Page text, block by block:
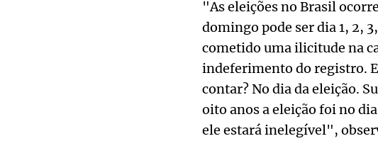
"As eleições no Brasil
domingo pode ser dia 1, 2,
cometido uma ilicitude na
indeferimento do registro.
contar? No dia da eleição.
oito anos a eleição foi no
ele estará inelegível",